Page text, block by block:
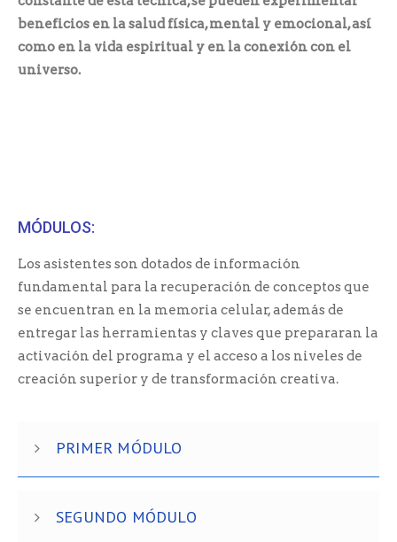
beneficios en la salud física, mental y emocional, así
como en la vida espiritual y en la conexión con el
universo.
MÓDULOS:
Los asistentes son dotados de información
fundamental para la recuperación de conceptos que
se encuentran en la memoria celular, además de
entregar las herramientas y claves que prepararan la
activación del programa y el acceso a los niveles de
creación superior y de transformación creativa.
PRIMER MÓDULO
SEGUNDO MÓDULO